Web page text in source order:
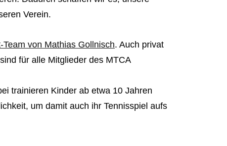
Verein.
Team von Mathias Gollnisch. Auch privat
für alle Mitglieder des MTCA
trainieren Kinder ab etwa 10 Jahren
um damit auch ihr Tennisspiel aufs